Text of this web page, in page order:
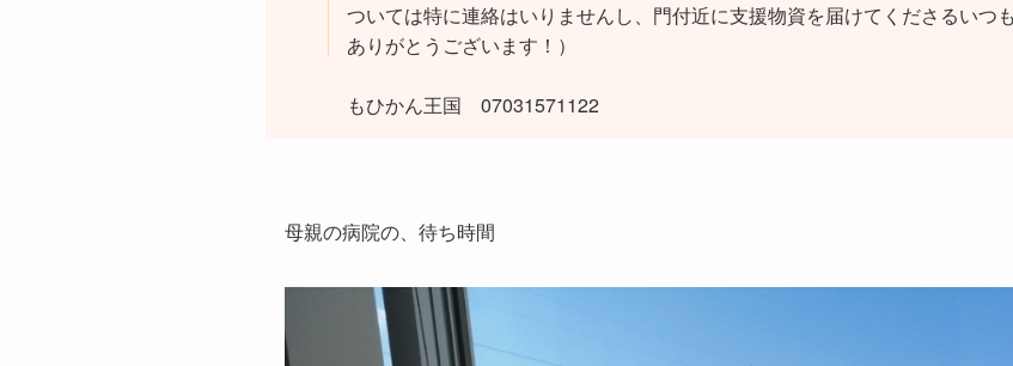
ついては特に連絡はいりませんし、門付近に支援物資を届けてくださるいつ
ありがとうございます！）
もひかん王国 07031571122
母親の病院の、待ち時間